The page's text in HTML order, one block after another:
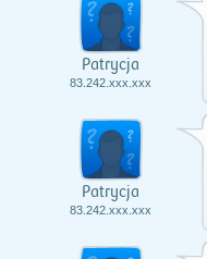
Patrycja
83.242.xxx.xxx
Patrycja
83.242.xxx.xxx